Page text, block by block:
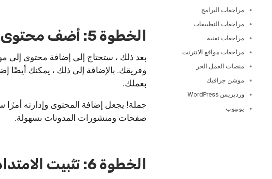
الخطوة 5: أضف محتوى إلى موقعك على موقع Joomla
بعد ذلك ، ستحتاج إلى إضافة محتوى
وفريقك. بالإضافة إلى ذلك ، يمكنك
بعملك.
جملة! يجعل إضافة المحتوى وإدارته أمرًا
صفحات ومنشورات المدونات بسهولة.
الخطوة 6: تثبيت الامتدادات على موقع Joomla
مراجعات البرامج
مراجعات التطبيقات
مراجعات تفنية
مراجعات مواقع الانترنت
منصات العمل الحر
موشن جرافيك
وردبريس WordPress
يوتيوب